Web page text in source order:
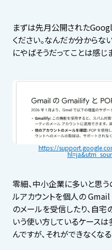
まずは先月公開された
ください。なんだか分からな
にやばそうだってことは感じ
https://
零細、中小企業に多いと思う
ルアカウントを個人の Gmail
のメールを受信したり、自宅
いう使い方しているケースは
んですが、それができなくなる